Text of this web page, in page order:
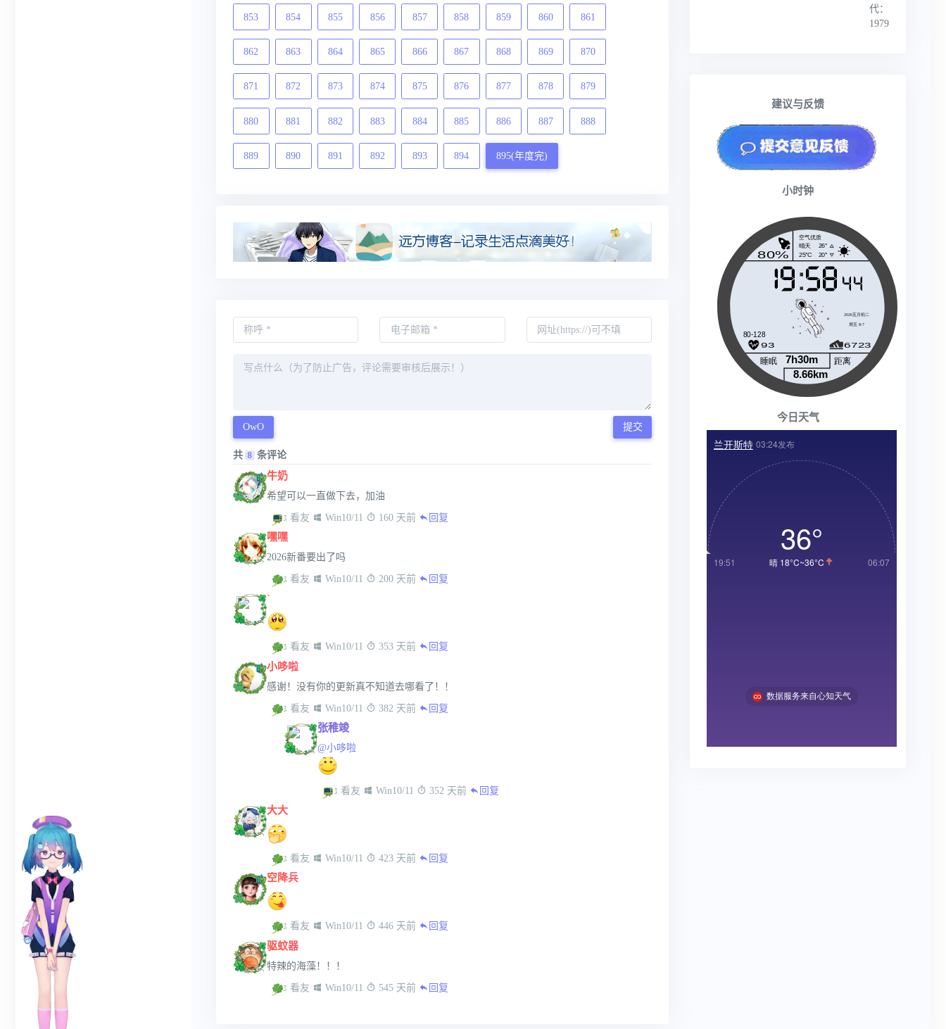
853 854 855 856 857 858 859 860 861
862 863 864 865 866 867 868 869 870
871 872 873 874 875 876 877 878 879
880 881 882 883 884 885 886 887 888
889 890 891 892 893 894 895(年度完)
OwO 提交
共 8 条评论
牛奶
希望可以一直做下去，加油
看友 Win10/11 160 天前 回复
嘿嘿
2026新番要出了吗
看友 Win10/11 200 天前 回复
`
看友 Win10/11 353 天前 回复
小哆啦
感谢！没有你的更新真不知道去哪看了！！
看友 Win10/11 382 天前 回复
张稚竣
@小哆啦
看友 Win10/11 352 天前 回复
大大
看友 Win10/11 423 天前 回复
空降兵
看友 Win10/11 446 天前 回复
驱蚊器
特辣的海藻！！！
看友 Win10/11 545 天前 回复
代：
1979
建议与反馈
小时钟
今日天气